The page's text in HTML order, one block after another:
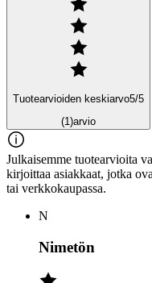
Tuotearvioiden keskiarvo5/5
(1)arvio
Julkaisemme tuotearvioita
kirjoittaa asiakkaat, jotka
tai verkkokaupassa.
N
Nimetön